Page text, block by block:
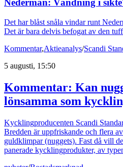
Nederman: Vändning i
Det har blåst snåla vindar runt
Det är bara delvis befogat av den
Kommentar,Aktieanalys/Scandi
5 augusti, 15:50
Kommentar: Kan
lönsamma som
Kycklingproducenten Scandi
Bredden är uppfriskande och flera
guldklimpar (nuggets). Fast då vill
panerade kycklingprodukter, av